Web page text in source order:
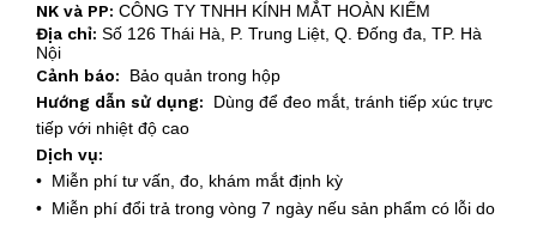
NK và PP: CÔNG TY TNHH KÍNH MẮT HOÀN KIẾM
Địa chỉ: Số 126 Thái Hà, P. Trung Liệt, Q. Đống đa, TP. Hà
Nội
Cảnh báo: Bảo quản trong hộp
Hướng dẫn sử dụng: Dùng để đeo mắt, tránh tiếp xúc trực
tiếp với nhiệt độ cao
Dịch vụ:
• Miễn phí tư vấn, đo, khám mắt định kỳ
• Miễn phí đổi trả trong vòng 7 ngày nếu sản phẩm có lỗi do